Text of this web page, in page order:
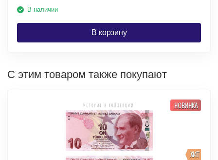
В наличии
В корзину
С этим товаром также покупают
ХИТ
НОВИНКА